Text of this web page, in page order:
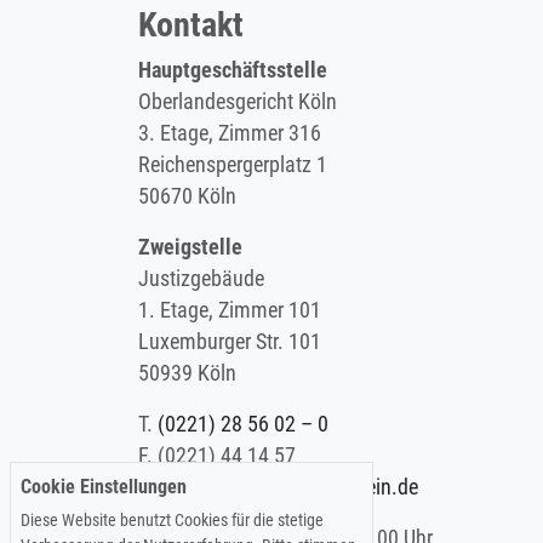
Kontakt
Hauptgeschäftsstelle
Oberlandesgericht Köln
3. Etage, Zimmer 316
Reichenspergerplatz 1
50670 Köln
Zweigstelle
Justizgebäude
1. Etage, Zimmer 101
Luxemburger Str. 101
50939 Köln
T. (0221) 28 56 02 – 0
F.(0221) 44 14 57
E.info@koelner-anwaltverein.de
Montag - Freitag: 9.00 – 15.00 Uhr
Cookie Einstellungen
Diese Website benutzt Cookies für die stetige